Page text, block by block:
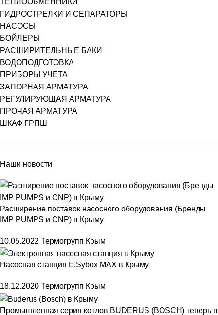
ТЕПЛООБМЕННИКИ
ГИДРОСТРЕЛКИ И СЕПАРАТОРЫ
НАСОСЫ
БОЙЛЕРЫ
РАСШИРИТЕЛЬНЫЕ БАКИ
ВОДОПОДГОТОВКА
ПРИБОРЫ УЧЕТА
ЗАПОРНАЯ АРМАТУРА
РЕГУЛИРУЮЩАЯ АРМАТУРА
ПРОЧАЯ АРМАТУРА
ШКАФ ГРПШ
Наши новости
Расширение поставок насосного оборудования (Бренды
IMP PUMPS и CNP) в Крыму
10.05.2022 Термогрупп Крым
Насосная станция E.Sybox MAX в Крыму
18.12.2020 Термогрупп Крым
Промышленная серия котлов BUDERUS (BOSCH) теперь в